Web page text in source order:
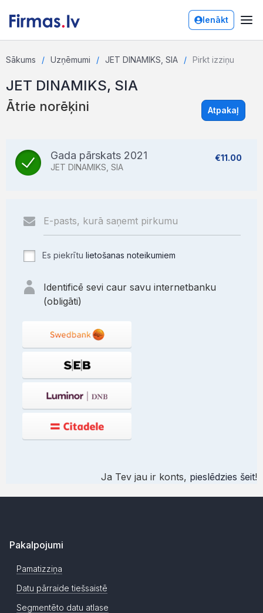
Ienākt
Sākums Uzņēmumi JET DINAMIKS, SIA Pirkt izziņu
JET DINAMIKS, SIA
Ātrie norēķini Atpakaļ
Gada pārskats 2021
JET DINAMIKS, SIA
€11.00
Es piekrītu lietošanas noteikumiem
Identificē sevi caur savu internetbanku
(obligāti)
Ja Tev jau ir konts, pieslēdzies šeit!
Pakalpojumi
Pamatizziņa
Datu pārraide tiešsaistē
Segmentēto datu atlase